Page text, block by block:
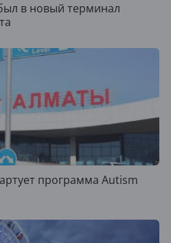
в новый терминал
программа Autism